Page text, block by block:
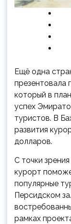
Ещё одна
презентовала
который в
успех
туристов. В
развития
долларов.
С точки
курорт
популярные
Персидском
рамках